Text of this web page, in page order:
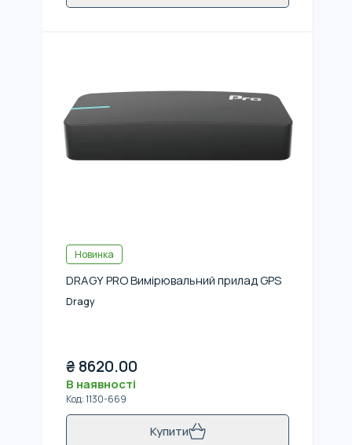
Новинка
DRAGY PRO Вимірювальний прилад GPS
Dragy
₴ 8620.00
В наявності
Код:1130-669
Купити